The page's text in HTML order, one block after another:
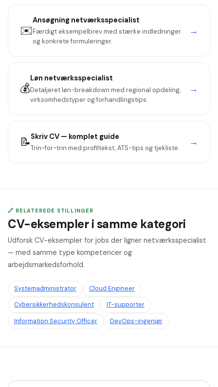
✉️
Ansøgning netværksspecialist
Færdigt eksempelbrev med stærke indledninger
og konkrete formuleringer.
→
💰
Løn netværksspecialist
Detaljeret løn-breakdown med regional opdeling,
virksomhedstyper og forhandlingstips.
→
📝Skriv CV — komplet guide
Trin-for-trin med profiltekst, ATS-tips og tjekliste.
→
🔗 RELATEREDE STILLINGER
CV-eksempler i samme kategori
Udforsk CV-eksempler for jobs der ligner netværksspecialist
— med samme type kompetencer og
arbejdsmarkedsforhold.
Systemadministrator
Cloud Engineer
Cybersikkerhedskonsulent
IT-supporter
Information Security Officer
DevOps-ingeniør